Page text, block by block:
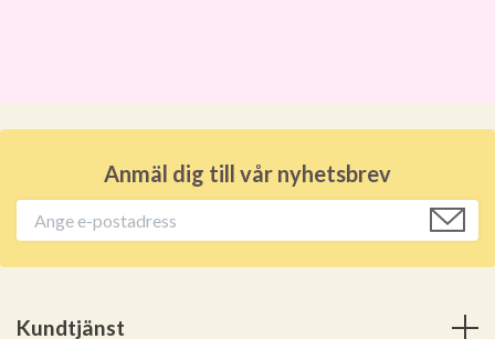
Anmäl dig till vår nyhetsbrev
Kundtjänst